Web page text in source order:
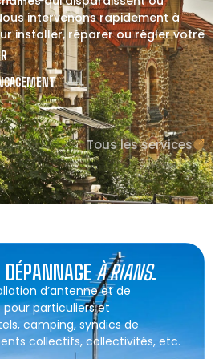
intervenons rapidement à
installer, réparer ou régler votre
Tous les services
À RIANS.
d’antenne et de
pour particuliers et
camping, syndics de
collectifs, collectivités, etc.